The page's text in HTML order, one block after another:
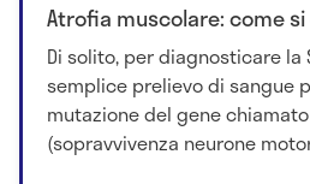
Atrofia muscolare: come
Di solito, per diagnosticare la
semplice prelievo di sangue
mutazione del gene chiamato
(sopravvivenza neurone